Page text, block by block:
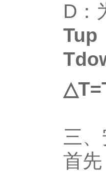
D：
Tup
三
首